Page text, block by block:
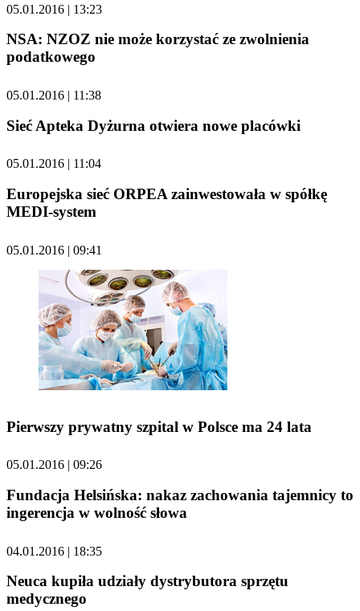
05.01.2016 | 13:23
NSA: NZOZ nie może korzystać ze zwolnienia
podatkowego
05.01.2016 | 11:38
Sieć Apteka Dyżurna otwiera nowe placówki
05.01.2016 | 11:04
Europejska sieć ORPEA zainwestowała w spółkę
MEDI-system
05.01.2016 | 09:41
Pierwszy prywatny szpital w Polsce ma 24 lata
05.01.2016 | 09:26
Fundacja Helsińska: nakaz zachowania tajemnicy to
ingerencja w wolność słowa
04.01.2016 | 18:35
Neuca kupiła udziały dystrybutora sprzętu
medycznego